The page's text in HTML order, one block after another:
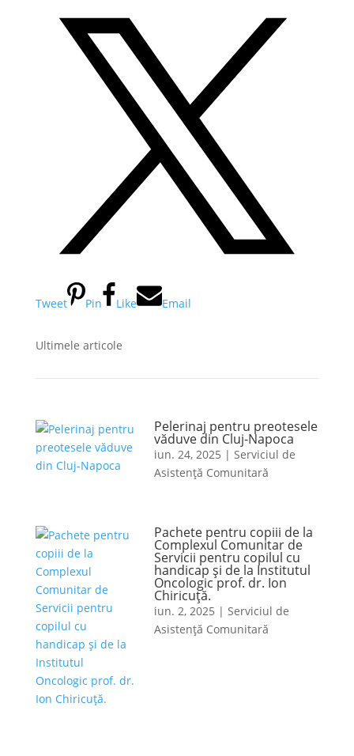
Tweet Pin Like Email
Ultimele articole
Pelerinaj pentru preotesele
văduve din Cluj-Napoca
iun. 24, 2025 | Serviciul de
Asistență Comunitară
Pachete pentru copiii de la
Complexul Comunitar de
Servicii pentru copilul cu
handicap și de la Institutul
Oncologic prof. dr. Ion
Chiricuță.
iun. 2, 2025 | Serviciul de
Asistență Comunitară